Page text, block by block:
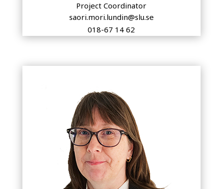
Project Coordinator
saori.mori.lundin@slu.se
018-67 14 62